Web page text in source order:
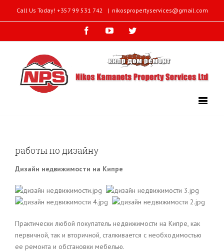
Call Us Today! +357 99 531 742 | nikospropertyservices@gmail.com
FacebookYoutubeTwitter
работы по дизайну
Дизайн недвижимости на Кипре
Практически любой покупатель недвижимости на Кипре, как
первичной, так и вторичной, сталкивается с необходимостью
ее ремонта и обстановки мебелью.